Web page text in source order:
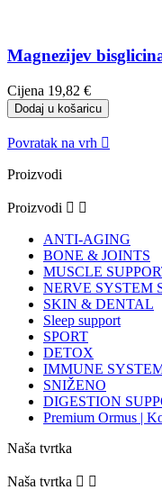
Magnezijev
Cijena 19,82 €
Dodaj u košaricu
Povratak na vrh 
Proizvodi
Proizvodi  
ANTI-AGING
BONE & JOINTS
MUSCLE
NERVE SYSTEM
SKIN & DENTAL
Sleep support
SPORT
DETOX
IMMUNE
SNIŽENO
DIGESTION
Premium Ormus |
Naša tvrtka
Naša tvrtka  